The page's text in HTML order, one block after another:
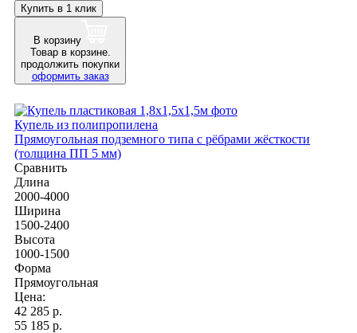
Купить в 1 клик
В корзину
Товар в корзине.
продолжить покупки
оформить заказ
Купель из полипропилена
Прямоугольная подземного типа с рёбрами жёсткости
(толщина ПП 5 мм)
Сравнить
Длина
2000-4000
Ширина
1500-2400
Высота
1000-1500
Форма
Прямоугольная
Цена:
42 285 р.
55 185 р.